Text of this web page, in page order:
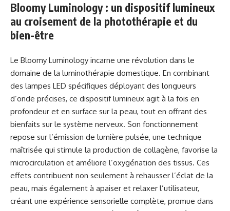
Bloomy Luminology : un dispositif lumineux
au croisement de la photothérapie et du
bien-être
Le Bloomy Luminology incarne une révolution dans le
domaine de la luminothérapie domestique. En combinant
des lampes LED spécifiques déployant des longueurs
d’onde précises, ce dispositif lumineux agit à la fois en
profondeur et en surface sur la peau, tout en offrant des
bienfaits sur le système nerveux. Son fonctionnement
repose sur l’émission de lumière pulsée, une technique
maîtrisée qui stimule la production de collagène, favorise la
microcirculation et améliore l’oxygénation des tissus. Ces
effets contribuent non seulement à rehausser l’éclat de la
peau, mais également à apaiser et relaxer l’utilisateur,
créant une expérience sensorielle complète, promue dans